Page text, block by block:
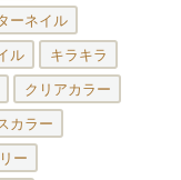
ーネイル
ル キラキラ
クリアカラー
カラー
ー